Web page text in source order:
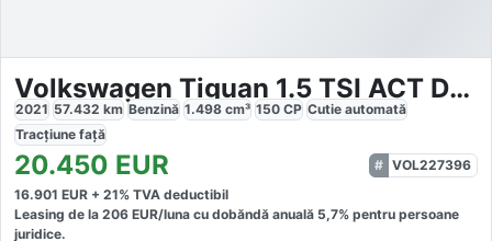
Volkswagen Tiguan 1.5 TSI ACT DSG Life
2021 57.432 km Benzină 1.498 cm³ 150 CP Cutie automată
Tracțiune față
20.450 EUR
VOL227396
16.901 EUR + 21% TVA deductibil
Leasing de la 206 EUR/luna cu dobăndă anuală 5,7% pentru persoane
juridice.